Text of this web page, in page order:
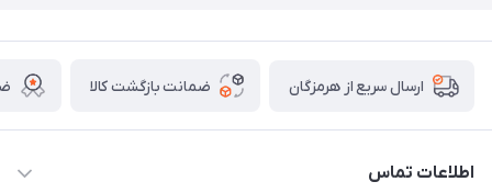
ارسال سریع از هرمزگان ضمانت بازگشت کالا
اطلاعات تماس